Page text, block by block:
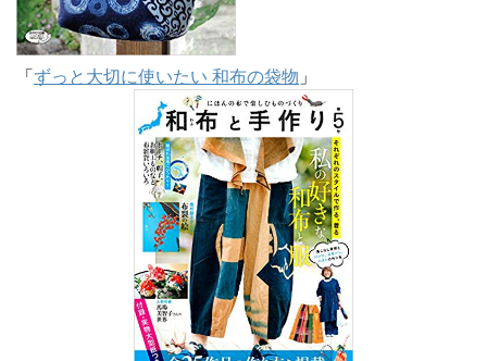
「 ずっと大切に使いたい 和布の袋物 」